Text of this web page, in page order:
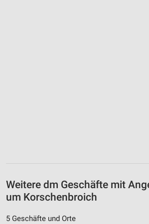
Weitere dm Geschäfte mit
um Korschenbroich
5 Geschäfte und Orte